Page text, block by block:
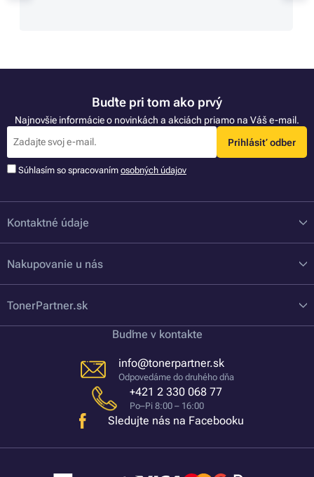
Buďte pri tom ako prvý
Najnovšie informácie o novinkách a akciách priamo na Váš e-mail.
Prihlásiť odber
Súhlasím so spracovaním osobných údajov
Kontaktné údaje
Nakupovanie u nás
TonerPartner.sk
Buďme v kontakte
info@tonerpartner.sk
Odpovedáme do druhého dňa
+421 2 330 068 77
Po–Pi 8:00 – 16:00
Sledujte nás na Facebooku